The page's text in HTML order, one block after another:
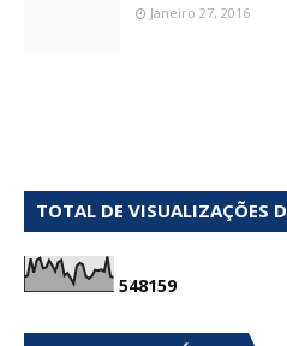
Janeiro 27, 2016
TOTAL DE VISUALIZAÇÕES
548159